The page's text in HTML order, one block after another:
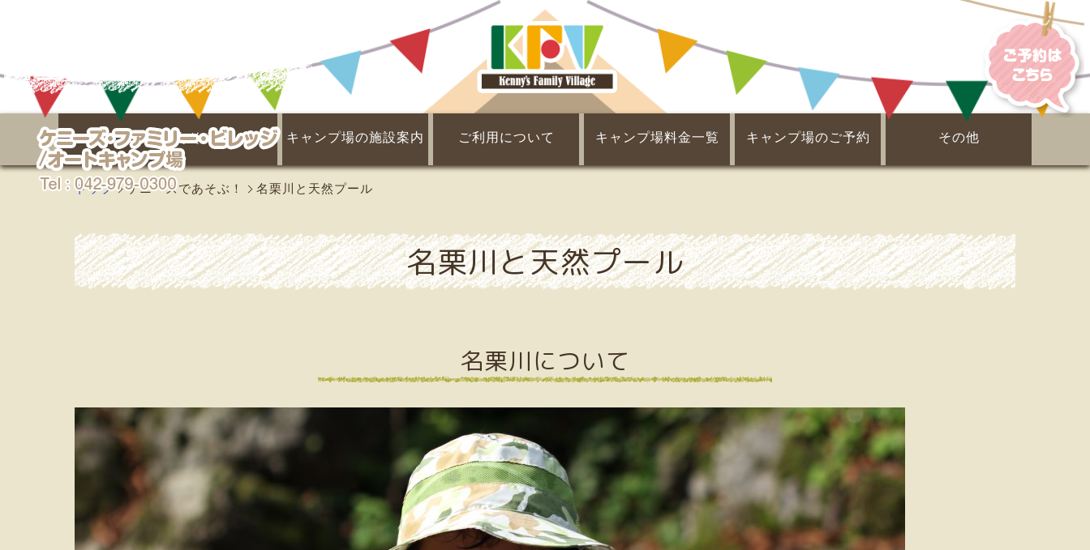
埼玉県キャンプ場なら
ケニーズであそぶ！
名栗川と天然プール
マス釣り場
あそびの広場
イベント
季節の楽しみ
キャンプ場の施設案内 ご利用について キャンプ場料金一覧 キャンプ場のご予約 その他
トップ ケニーズであそぶ！ 名栗川と天然プール
名栗川と天然プール
名栗川について